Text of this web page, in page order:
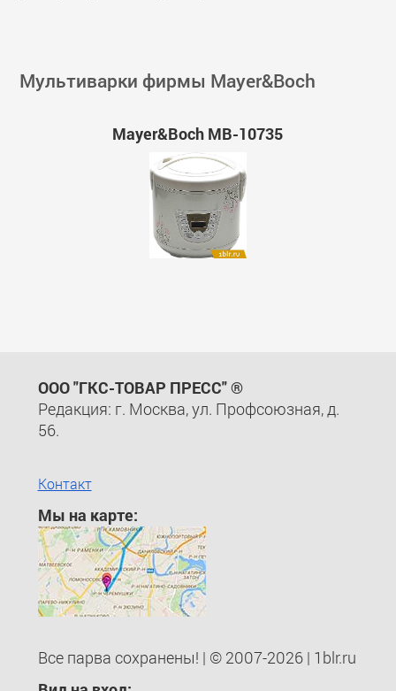
Мультиварки фирмы Mayer&Boch
Mayer&Boch MB-10735
ООО "ГКС-ТОВАР ПРЕСС" ®
Редакция: г. Москва, ул. Профсоюзная, д.
56.
Контакт
Мы на карте:
Все парва сохранены! | © 2007-2026 | 1blr.ru